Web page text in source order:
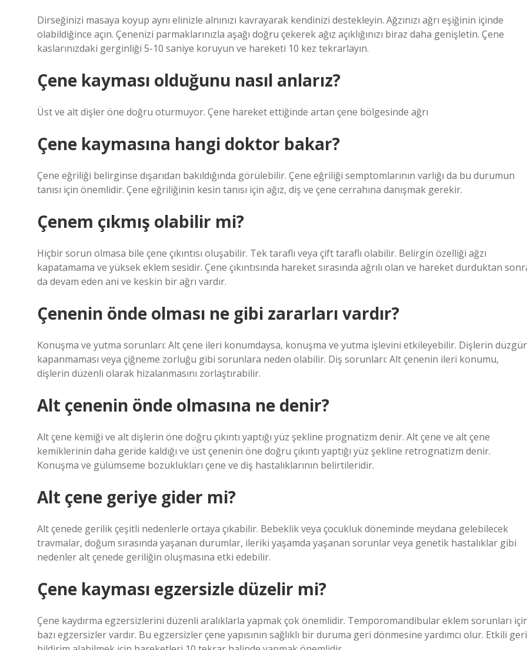
Dirseğinizi masaya koyup aynı elinizle alnınızı kavrayarak kendinizi destekleyin. Ağzınızı ağrı eşiğinin içinde
olabildiğince açın. Çenenizi parmaklarınızla aşağı doğru çekerek ağız açıklığınızı biraz daha genişletin. Çene
kaslarınızdaki gerginliği 5-10 saniye koruyun ve hareketi 10 kez tekrarlayın.
Çene kayması olduğunu nasıl anlarız?
Üst ve alt dişler öne doğru oturmuyor. Çene hareket ettiğinde artan çene bölgesinde ağrı
Çene kaymasına hangi doktor bakar?
Çene eğriliği belirginse dışarıdan bakıldığında görülebilir. Çene eğriliği semptomlarının varlığı da bu durumun
tanısı için önemlidir. Çene eğriliğinin kesin tanısı için ağız, diş ve çene cerrahına danışmak gerekir.
Çenem çıkmış olabilir mi?
Hiçbir sorun olmasa bile çene çıkıntısı oluşabilir. Tek taraflı veya çift taraflı olabilir. Belirgin özelliği ağzı
kapatamama ve yüksek eklem sesidir. Çene çıkıntısında hareket sırasında ağrılı olan ve hareket durduktan
da devam eden ani ve keskin bir ağrı vardır.
Çenenin önde olması ne gibi zararları vardır?
Konuşma ve yutma sorunları: Alt çene ileri konumdaysa, konuşma ve yutma işlevini etkileyebilir. Dişlerin
kapanmaması veya çiğneme zorluğu gibi sorunlara neden olabilir. Diş sorunları: Alt çenenin ileri konumu,
dişlerin düzenli olarak hizalanmasını zorlaştırabilir.
Alt çenenin önde olmasına ne denir?
Alt çene kemiği ve alt dişlerin öne doğru çıkıntı yaptığı yüz şekline prognatizm denir. Alt çene ve alt çene
kemiklerinin daha geride kaldığı ve üst çenenin öne doğru çıkıntı yaptığı yüz şekline retrognatizm denir.
Konuşma ve gülümseme bozuklukları çene ve diş hastalıklarının belirtileridir.
Alt çene geriye gider mi?
Alt çenede gerilik çeşitli nedenlerle ortaya çıkabilir. Bebeklik veya çocukluk döneminde meydana gelebilecek
travmalar, doğum sırasında yaşanan durumlar, ileriki yaşamda yaşanan sorunlar veya genetik hastalıklar gibi
nedenler alt çenede geriliğin oluşmasına etki edebilir.
Çene kayması egzersizle düzelir mi?
Çene kaydırma egzersizlerini düzenli aralıklarla yapmak çok önemlidir. Temporomandibular eklem sorunları
bazı egzersizler vardır. Bu egzersizler çene yapısının sağlıklı bir duruma geri dönmesine yardımcı olur. Etkili geri